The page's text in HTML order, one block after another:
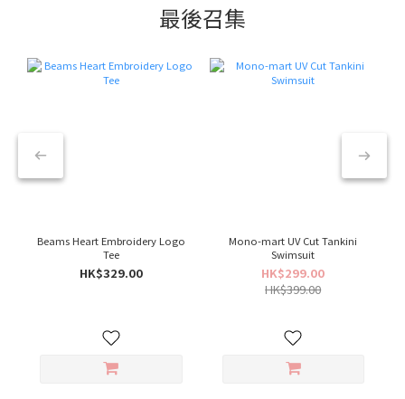
最後召集
Beams Heart Embroidery Logo
Tee
HK$329.00
Mono-mart UV Cut Tankini
Swimsuit
HK$299.00
HK$399.00